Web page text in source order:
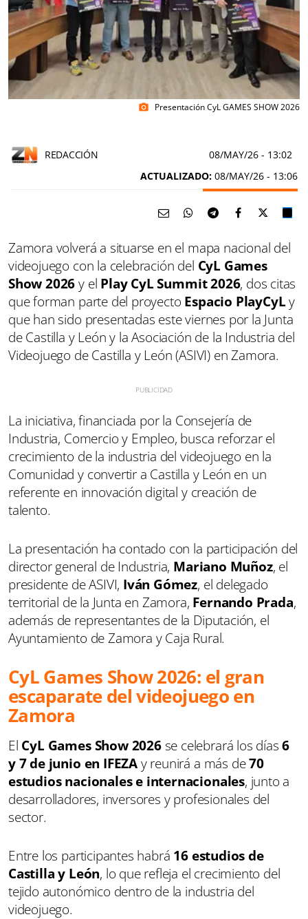
photo_camera Presentación CyL GAMES SHOW 2026
REDACCIÓN 08/MAY/26 - 13:02
ACTUALIZADO: 08/MAY/26 - 13:06
Zamora volverá a situarse en el mapa nacional del
videojuego con la celebración del CyL Games
Show 2026y el Play CyL Summit 2026, dos citas
que forman parte del proyecto Espacio PlayCyLy
que han sido presentadas este viernes por la Junta
de Castilla y León y la Asociación de la Industria del
Videojuego de Castilla y León (ASIVI) en Zamora.
La iniciativa, financiada por la Consejería de
Industria, Comercio y Empleo, busca reforzar el
crecimiento de la industria del videojuego en la
Comunidad y convertir a Castilla y León en un
referente en innovación digital y creación de
talento.
La presentación ha contado con la participación del
director general de Industria, Mariano Muñoz, el
presidente de ASIVI, Iván Gómez, el delegado
territorial de la Junta en Zamora, Fernando Prada,
además de representantes de la Diputación, el
Ayuntamiento de Zamora y Caja Rural.
CyL Games Show 2026: el gran
escaparate del videojuego en
Zamora
El CyL Games Show 2026se celebrará los días6
y 7 de junio en IFEZAy reunirá a más de70
estudios nacionales e internacionales, junto a
desarrolladores, inversores y profesionales del
sector.
Entre los participantes habrá 16 estudios de
Castilla y León, lo que refleja el crecimiento del
tejido autonómico dentro de la industria del
videojuego.